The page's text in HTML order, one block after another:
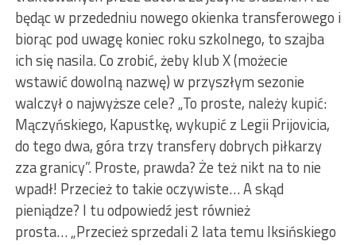
będąc w przededniu nowego okienka transferowego i
biorąc pod uwagę koniec roku szkolnego, to szajba
ich się nasila. Co zrobić, żeby klub X (możecie
wstawić dowolną nazwę) w przyszłym sezonie
walczył o najwyższe cele? „To proste, należy kupić:
Mączyńskiego, Kapustkę, wykupić z Legii Prijovicia,
do tego dwa, góra trzy transfery dobrych piłkarzy
zza granicy”. Proste, prawda? Że też nikt na to nie
wpadł! Przecież to takie oczywiste… A skąd
pieniądze? I tu odpowiedź jest również
prosta… „Przecież sprzedali 2 lata temu Iksińskiego